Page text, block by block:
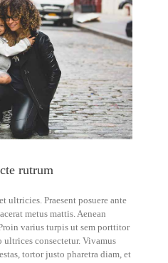
rutrum
ultricies. Praesent posuere ante
metus mattis. Aenean
varius turpis ut sem porttitor
consectetur. Vivamus
tortor justo pharetra diam, et